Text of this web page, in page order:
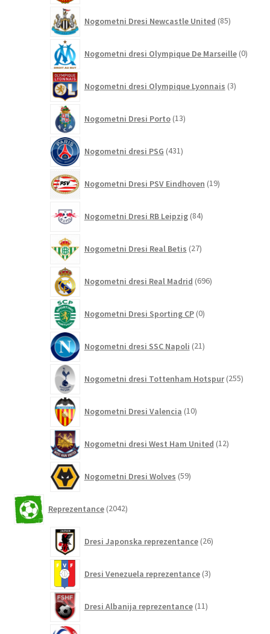
Nogometni Dresi Newcastle United 85izdelkov
Nogometni dresi Olympique De Marseille 0
Nogometni dresi Olympique Lyonnais 3izdelki
Nogometni Dresi Porto 13izdelkov
Nogometni dresi PSG 431izdelkov
Nogometni Dresi PSV Eindhoven 19izdelkov
Nogometni Dresi RB Leipzig 84izdelkov
Nogometni Dresi Real Betis 27izdelkov
Nogometni dresi Real Madrid 696izdelkov
Nogometni Dresi Sporting CP 0izdelkov
Nogometni dresi SSC Napoli 21izdelkov
Nogometni dresi Tottenham Hotspur 255
Nogometni Dresi Valencia 10izdelkov
Nogometni dresi West Ham United 12izdelkov
Nogometni Dresi Wolves 59izdelkov
Reprezentance 2042izdelkov
Dresi Japonska reprezentance 26izdelkov
Dresi Venezuela reprezentance 3izdelki
Dresi Albanija reprezentance 11izdelkov